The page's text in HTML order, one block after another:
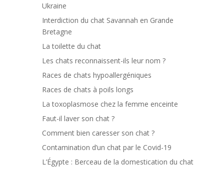
Ukraine
Interdiction du chat Savannah en Grande
Bretagne
La toilette du chat
Les chats reconnaissent-ils leur nom ?
Races de chats hypoallergéniques
Races de chats à poils longs
La toxoplasmose chez la femme enceinte
Faut-il laver son chat ?
Comment bien caresser son chat ?
Contamination d’un chat par le Covid-19
L’Égypte : Berceau de la domestication du chat